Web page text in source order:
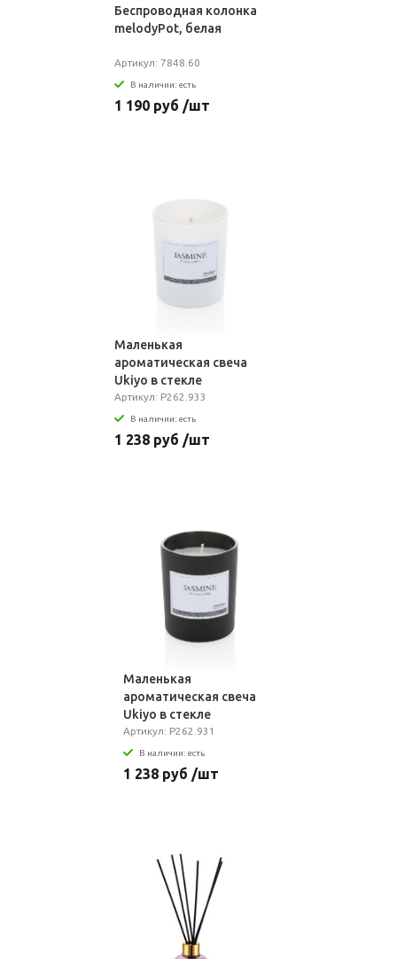
Беспроводная колонка
melodyPot, белая
Артикул: 7848.60
В наличии: есть
1 190 руб /шт
Маленькая
ароматическая свеча
Ukiyo в стекле
Артикул: P262.933
В наличии: есть
1 238 руб /шт
Маленькая
ароматическая свеча
Ukiyo в стекле
Артикул: P262.931
В наличии: есть
1 238 руб /шт